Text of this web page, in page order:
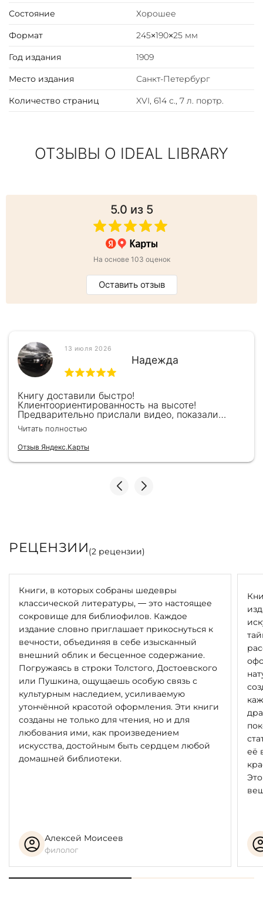
Состояние Хорошее
Формат 245×190×25 мм
Год издания 1909
Место издания Санкт-Петербург
Количество страниц XVI, 614 с., 7 л. портр.
ОТЗЫВЫ О IDEAL LIBRARY
5.0 из 5
На основе 103 оценок
Оставить отзыв
13 июля 2026
Надежда
Книгу доставили быстро!
Клиентоориентированность на высоте!
Предварительно прислали видео, показали
книжку, быстро отправили и положили
подарочек) Спасибо!!!
Читать полностью
Отзыв Яндекс.Карты
РЕЦЕНЗИИ(2 рецензии)
Книги, в которых собраны шедевры
классической литературы, — это настоящее
сокровище для библиофилов. Каждое
издание словно приглашает прикоснуться к
вечности, объединяя в себе изысканный
внешний облик и бесценное содержание.
Погружаясь в строки Толстого, Достоевского
или Пушкина, ощущаешь особую связь с
культурным наследием, усиливаемую
утончённой красотой оформления. Эти книги
созданы не только для чтения, но и для
любования ими, как произведением
искусства, достойным быть сердцем любой
домашней библиотеки.
Алексей Моисеев
филолог
её